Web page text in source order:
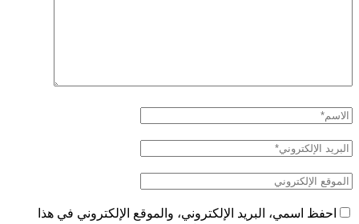
احفظ اسمي، البريد الإلكتروني، والموقع الإلكتروني في هذا